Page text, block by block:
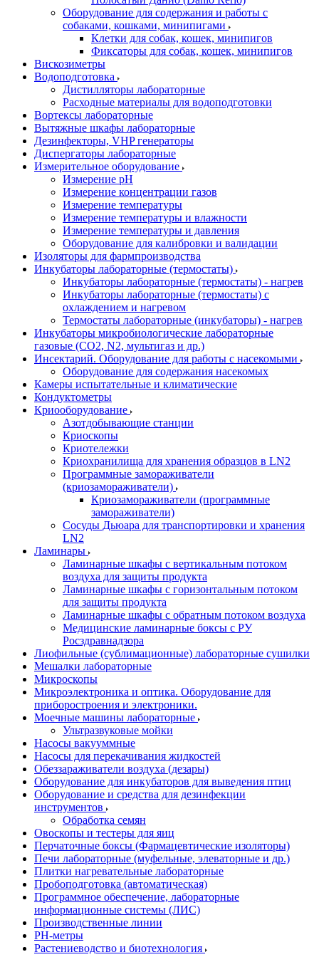
Оборудование для содержания и работы с
собаками, кошками, минипигами
Клетки для собак, кошек, минипигов
Фиксаторы для собак, кошек, минипигов
Вискозиметры
Водоподготовка
Дистилляторы лабораторные
Расходные материалы для водоподготовки
Вортексы лабораторные
Вытяжные шкафы лабораторные
Дезинфекторы, VHP генераторы
Диспергаторы лабораторные
Измерительное оборудование
Измерение pH
Измерение концентрации газов
Измерение температуры
Измерение температуры и влажности
Измерение температуры и давления
Оборудование для калибровки и валидации
Изоляторы для фармпроизводства
Инкубаторы лабораторные (термостаты)
Инкубаторы лабораторные (термостаты) - нагрев
Инкубаторы лабораторные (термостаты) с
охлаждением и нагревом
Термостаты лабораторные (инкубаторы) - нагрев
Инкубаторы микробиологические лабораторные
газовые (CO2, N2, мультигаз и др.)
Инсектарий. Оборудование для работы с насекомыми
Оборудование для содержания насекомых
Камеры испытательные и климатические
Кондуктометры
Криооборудование
Азотдобывающие станции
Криоскопы
Криотележки
Криохранилища для хранения образцов в LN2
Программные замораживатели
(криозамораживатели)
Криозамораживатели (программные
замораживатели)
Сосуды Дьюара для транспортировки и хранения
LN2
Ламинары
Ламинарные шкафы с вертикальным потоком
воздуха для защиты продукта
Ламинарные шкафы с горизонтальным потоком
для защиты продукта
Ламинарные шкафы с обратным потоком воздуха
Медицинские ламинарные боксы с РУ
Росздравнадзора
Лиофильные (сублимационные) лабораторные сушилки
Мешалки лабораторные
Микроскопы
Микроэлектроника и оптика. Оборудование для
приборостроения и электроники.
Моечные машины лабораторные
Ультразвуковые мойки
Насосы вакууммные
Насосы для перекачивания жидкостей
Обеззараживатели воздуха (дезары)
Оборудование для инкубаторов для выведения птиц
Оборудование и средства для дезинфекции
инструментов
Обработка семян
Овоскопы и тестеры для яиц
Перчаточные боксы (Фармацевтические изоляторы)
Печи лабораторные (муфельные, элеваторные и др.)
Плитки нагревательные лабораторные
Пробоподготовка (автоматическая)
Программное обеспечение, лабораторные
информационные системы (ЛИС)
Производственные линии
РH-метры
Растениеводство и биотехнология